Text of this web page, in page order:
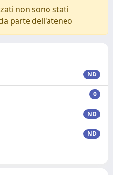
non sono stati
parte dell'ateneo
ND
0
ND
ND